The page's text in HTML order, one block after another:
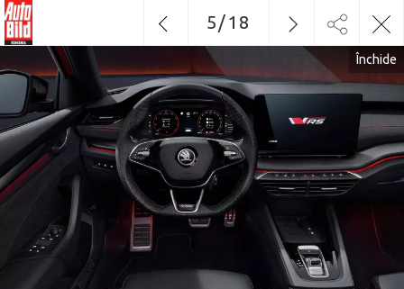
Închide
5/18